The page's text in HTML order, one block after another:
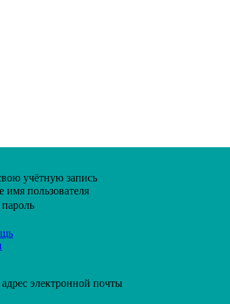
учётную запись
имя пользователя
электронной почты